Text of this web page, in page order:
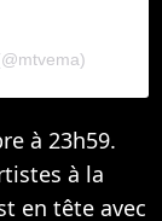
à 23h59.
à la
en tête avec